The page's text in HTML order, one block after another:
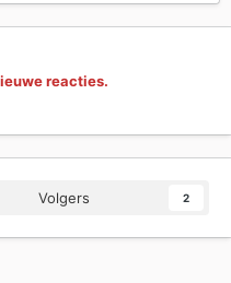
reacties.
Volgers 2